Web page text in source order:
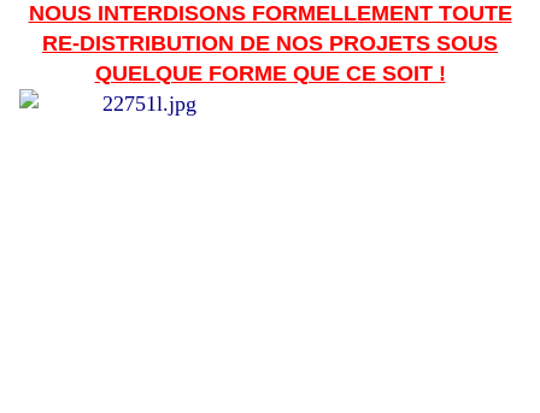
NOUS INTERDISONS FORMELLEMENT TOUTE
RE-DISTRIBUTION DE NOS PROJETS SOUS
QUELQUE FORME QUE CE SOIT !